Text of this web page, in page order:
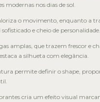
modernas nos dias de sol.
o movimento, enquanto a
e cheio de personalidade.
amplas, que trazem frescor e
a silhueta com elegância.
permite definir o shape,
cria um efeito visual